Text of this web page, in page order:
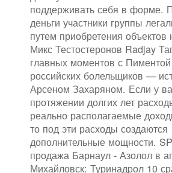
поддерживать себя в форме.
деньги участники группы
путем приобретения
Микс Тестостеронов Radjay
главных моментов с
российских болельщиков —
Арсеном Захаряном. Если у
протяжении долгих лет
реально располагаемые
то под эти расходы создаются
дополнительные мощности.
продажа Барнаул - Азолол в
Михайловск: Туринадрол 10